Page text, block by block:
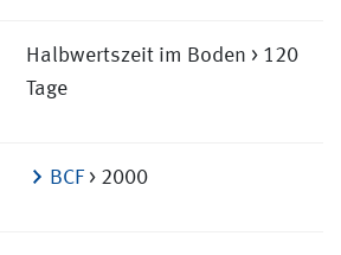
Halbwertszeit im Boden > 120
Tage
BCF > 2000